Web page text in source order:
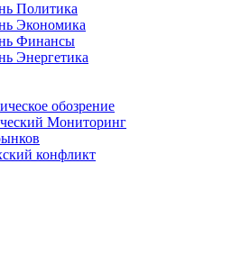
Политика
Экономика
Финансы
Энергетика
обозрение
Мониторинг
конфликт